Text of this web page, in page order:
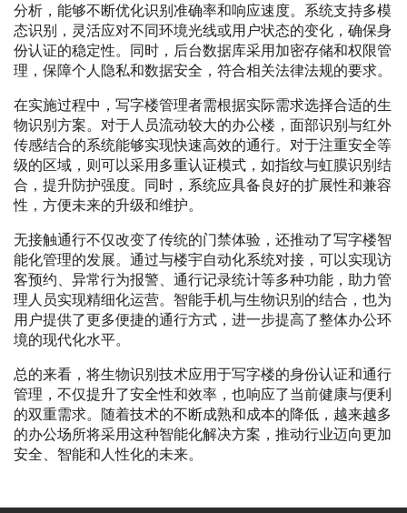
分析，能够不断优化识别准确率和响应速度。系统支持多模
态识别，灵活应对不同环境光线或用户状态的变化，确保身
份认证的稳定性。同时，后台数据库采用加密存储和权限管
理，保障个人隐私和数据安全，符合相关法律法规的要求。
在实施过程中，写字楼管理者需根据实际需求选择合适的生
物识别方案。对于人员流动较大的办公楼，面部识别与红外
传感结合的系统能够实现快速高效的通行。对于注重安全等
级的区域，则可以采用多重认证模式，如指纹与虹膜识别结
合，提升防护强度。同时，系统应具备良好的扩展性和兼容
性，方便未来的升级和维护。
无接触通行不仅改变了传统的门禁体验，还推动了写字楼智
能化管理的发展。通过与楼宇自动化系统对接，可以实现访
客预约、异常行为报警、通行记录统计等多种功能，助力管
理人员实现精细化运营。智能手机与生物识别的结合，也为
用户提供了更多便捷的通行方式，进一步提高了整体办公环
境的现代化水平。
总的来看，将生物识别技术应用于写字楼的身份认证和通行
管理，不仅提升了安全性和效率，也响应了当前健康与便利
的双重需求。随着技术的不断成熟和成本的降低，越来越多
的办公场所将采用这种智能化解决方案，推动行业迈向更加
安全、智能和人性化的未来。